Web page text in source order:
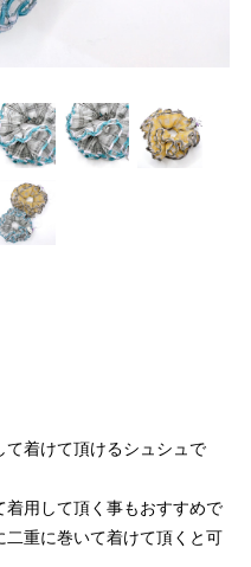
着けて頂けるシュシュで
用して頂く事もおすすめで
重に巻いて着けて頂くと可